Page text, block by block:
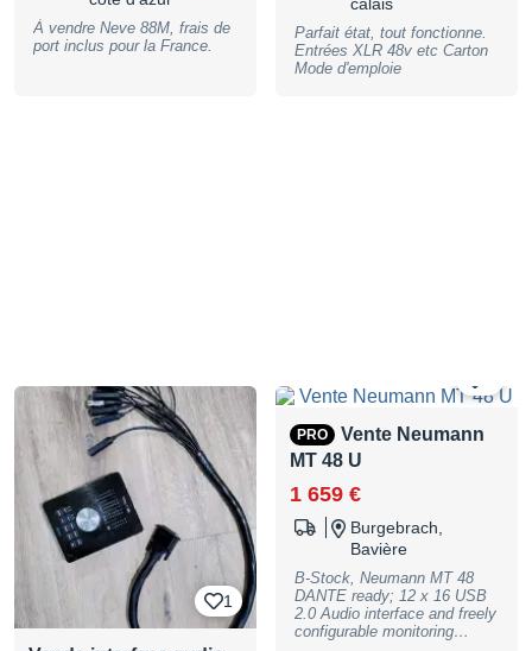
audiophiles chevronnés y
trouveront leur compte en
convertissant leur musique
À vendre Neve 88M, frais de
port inclus pour la France.
Parfait état, tout fonctionne.
Entrées XLR 48v etc Carton
Mode d'emploie
1
PRO
Vente Neumann
MT 48 U
1 659 €
Burgebrach,
Bavière
B-Stock, Neumann MT 48
DANTE ready; 12 x 16 USB
2.0 Audio interface and freely
configurable monitoring